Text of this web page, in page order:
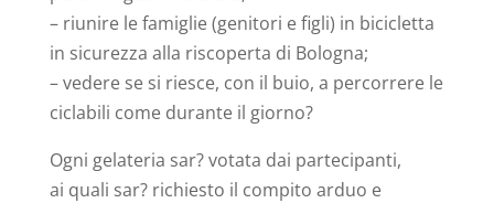
– riunire le famiglie (genitori e figli) in bicicletta
in sicurezza alla riscoperta di Bologna;
– vedere se si riesce, con il buio, a percorrere le
ciclabili come durante il giorno?
Ogni gelateria sar? votata dai partecipanti,
ai quali sar? richiesto il compito arduo e